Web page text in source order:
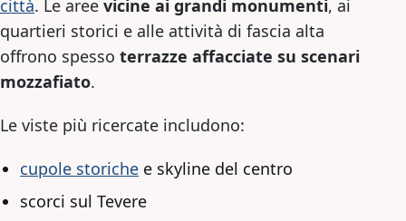
città. Le aree vicine ai grandi monumenti, ai
quartieri storici e alle attività di fascia alta
offrono spesso terrazze affacciate su scenari
mozzafiato.
Le viste più ricercate includono:
cupole storiche e skyline del centro
scorci sul Tevere